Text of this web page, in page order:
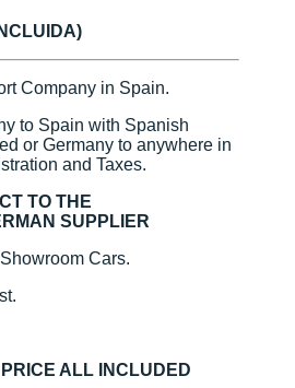
Company in Spain.
to Spain with Spanish
or Germany to anywhere in
and Taxes.
TO THE
SUPPLIER
Cars.
ALL INCLUDED